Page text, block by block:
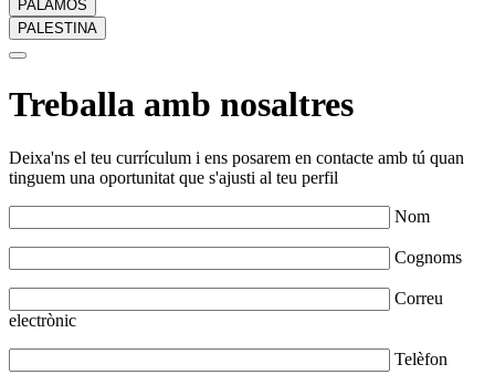
PALAMÓS
PALESTINA
Treballa amb nosaltres
Deixa'ns el teu currículum i ens posarem en contacte amb tú quan
tinguem una oportunitat que s'ajusti al teu perfil
Nom
Cognoms
Correu
electrònic
Telèfon